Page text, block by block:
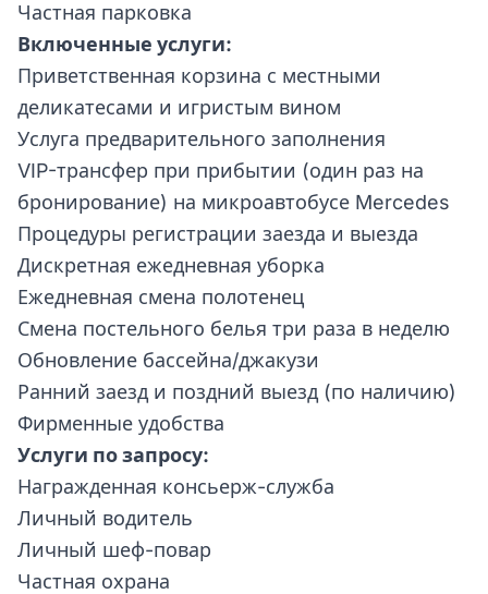
Частная парковка
Включенные услуги:
Приветственная корзина с местными
деликатесами и игристым вином
Услуга предварительного заполнения
VIP-трансфер при прибытии (один раз на
бронирование) на микроавтобусе Mercedes
Процедуры регистрации заезда и выезда
Дискретная ежедневная уборка
Ежедневная смена полотенец
Смена постельного белья три раза в неделю
Обновление бассейна/джакузи
Ранний заезд и поздний выезд (по наличию)
Фирменные удобства
Услуги по запросу:
Награжденная консьерж-служба
Личный водитель
Личный шеф-повар
Частная охрана